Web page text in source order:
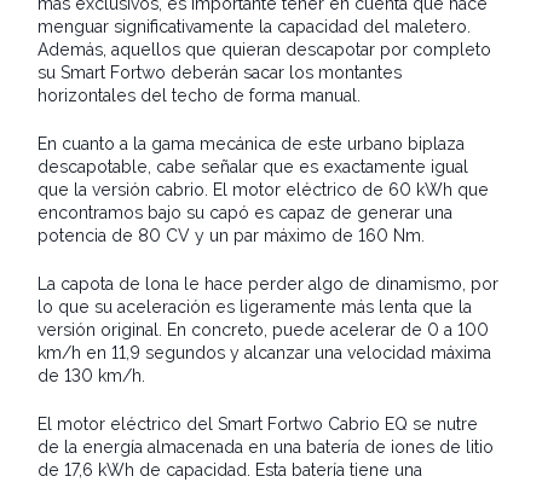
más exclusivos, es importante tener en cuenta que hace
menguar significativamente la capacidad del maletero.
Además, aquellos que quieran descapotar por completo
su Smart Fortwo deberán sacar los montantes
horizontales del techo de forma manual.
En cuanto a la gama mecánica de este urbano biplaza
descapotable, cabe señalar que es exactamente igual
que la versión cabrio. El motor eléctrico de 60 kWh que
encontramos bajo su capó es capaz de generar una
potencia de 80 CV y un par máximo de 160 Nm.
La capota de lona le hace perder algo de dinamismo, por
lo que su aceleración es ligeramente más lenta que la
versión original. En concreto, puede acelerar de 0 a 100
km/h en 11,9 segundos y alcanzar una velocidad máxima
de 130 km/h.
El motor eléctrico del Smart Fortwo Cabrio EQ se nutre
de la energía almacenada en una batería de iones de litio
de 17,6 kWh de capacidad. Esta batería tiene una